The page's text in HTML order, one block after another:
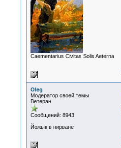
Сaementarius Civitas Solis Aeterna
Oleg
Модератор своей темы
Ветеран
Сообщений: 8943
Йожык в нирване